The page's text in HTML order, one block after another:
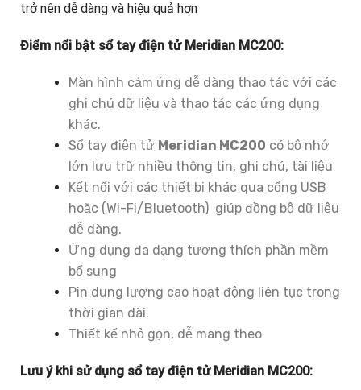
trở nên dễ dàng và hiệu quả hơn
Điểm nổi bật sổ tay điện tử Meridian MC200:
Màn hình cảm ứng dễ dàng thao tác với các
ghi chú dữ liệu và thao tác các ứng dụng
khác.
Sổ tay điện tử Meridian MC200 có bộ nhớ
lớn lưu trữ nhiều thông tin, ghi chú, tài liệu
Kết nối với các thiết bị khác qua cổng USB
hoặc (Wi-Fi/Bluetooth) giúp đồng bộ dữ liệu
dễ dàng.
Ứng dụng đa dạng tương thích phần mềm
bổ sung
Pin dung lượng cao hoạt động liên tục trong
thời gian dài.
Thiết kế nhỏ gọn, dễ mang theo
Lưu ý khi sử dụng sổ tay điện tử Meridian MC200: